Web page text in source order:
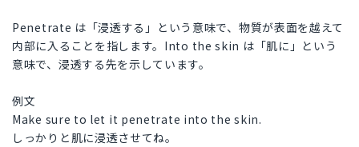
Penetrate は「浸透する」という意味で、物質が表面を越えて
内部に入ることを指します。Into the skin は「肌に」という
意味で、浸透する先を示しています。
例文
Make sure to let it penetrate into the skin.
しっかりと肌に浸透させてね。